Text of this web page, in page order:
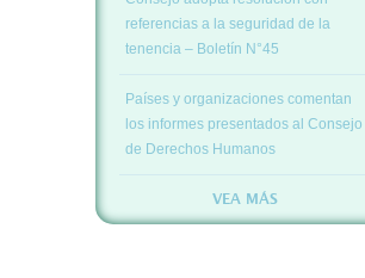
referencias a la seguridad de la
tenencia – Boletín N°45
Países y organizaciones comentan
los informes presentados al Consejo
de Derechos Humanos
VEA MÁS